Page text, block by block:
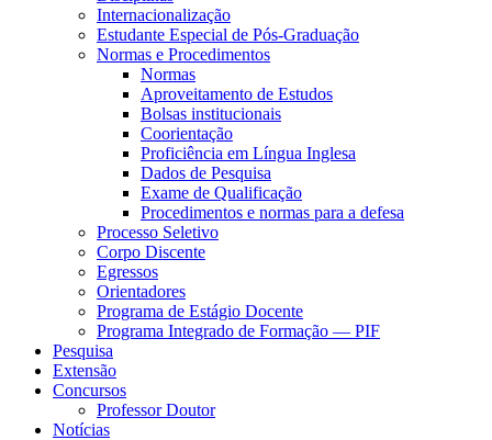
Internacionalização
Estudante Especial de Pós-Graduação
Normas e Procedimentos
Normas
Aproveitamento de Estudos
Bolsas institucionais
Coorientação
Proficiência em Língua Inglesa
Dados de Pesquisa
Exame de Qualificação
Procedimentos e normas para a defesa
Processo Seletivo
Corpo Discente
Egressos
Orientadores
Programa de Estágio Docente
Programa Integrado de Formação — PIF
Pesquisa
Extensão
Concursos
Professor Doutor
Notícias